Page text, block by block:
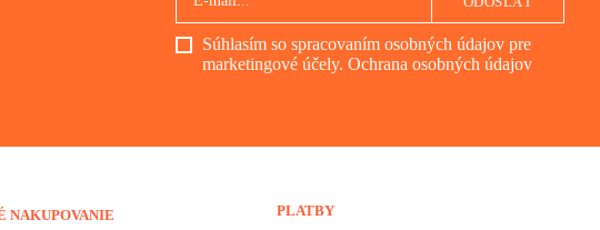
Súhlasím so spracovaním osobných údajov pre
marketingové účely. Ochrana osobných údajov
NAKUPOVANIE PLATBY